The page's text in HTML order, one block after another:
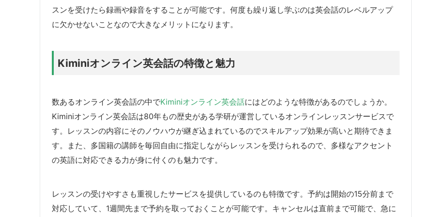
スンを受けたら録画や録音をすることが可能です。何度も繰り返し学ぶのは英会話のレベルアップ
に欠かせないことなので大きなメリットになります。
Kiminiオンライン英会話の特徴と魅力
数あるオンライン英会話の中でKiminiオンライン英会話にはどのような特徴があるのでしょうか。
Kiminiオンライン英会話は80年もの歴史がある学研が運営しているオンラインレッスンサービスで
す。レッスンの内容にそのノウハウが継ぎ込まれているのでスキルアップ効果が高いと期待できま
す。また、多国籍の講師を毎回自由に指定しながらレッスンを受けられるので、多様なアクセント
の英語に対応できる力が身に付くのも魅力です。
レッスンの受けやすさも重視したサービスを提供しているのも特徴です。予約は開始の15分前まで
対応していて、1週間先まで予約を取っておくことが可能です。キャンセルは直前まで可能で、急に